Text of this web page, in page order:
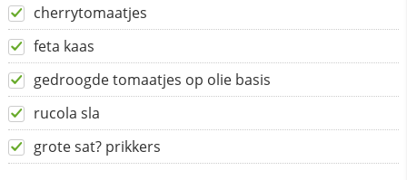
cherrytomaatjes
feta kaas
gedroogde tomaatjes op olie basis
rucola sla
grote sat? prikkers